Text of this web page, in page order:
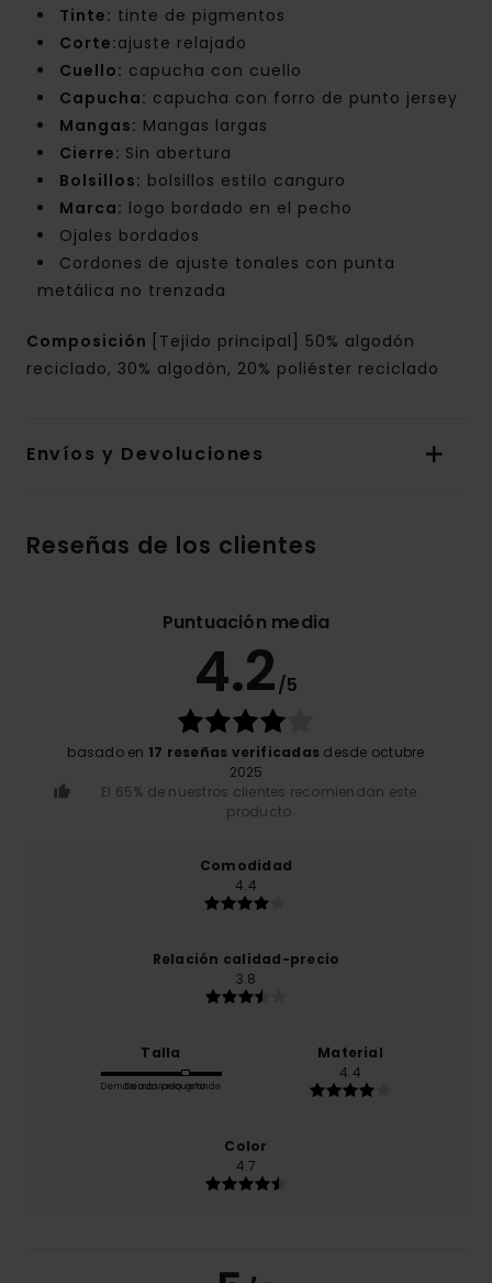
Tinte: tinte de pigmentos
Corte:ajuste relajado
Cuello: capucha con cuello
Capucha: capucha con forro de punto jersey
Mangas: Mangas largas
Cierre: Sin abertura
Bolsillos: bolsillos estilo canguro
Marca: logo bordado en el pecho
Ojales bordados
Cordones de ajuste tonales con punta
metálica no trenzada
Composición [Tejido principal] 50% algodón
reciclado, 30% algodón, 20% poliéster reciclado
Envíos y Devoluciones
Reseñas de los clientes
Puntuación media
4.2/5
basado en 17 reseñas verificadas desde octubre
2025
El 65% de nuestros clientes recomiendan este
producto
Comodidad
4.4
Relación calidad-precio
3.8
Talla
Demasiado pequeño
Demasiado grande
Material
4.4
Color
4.7